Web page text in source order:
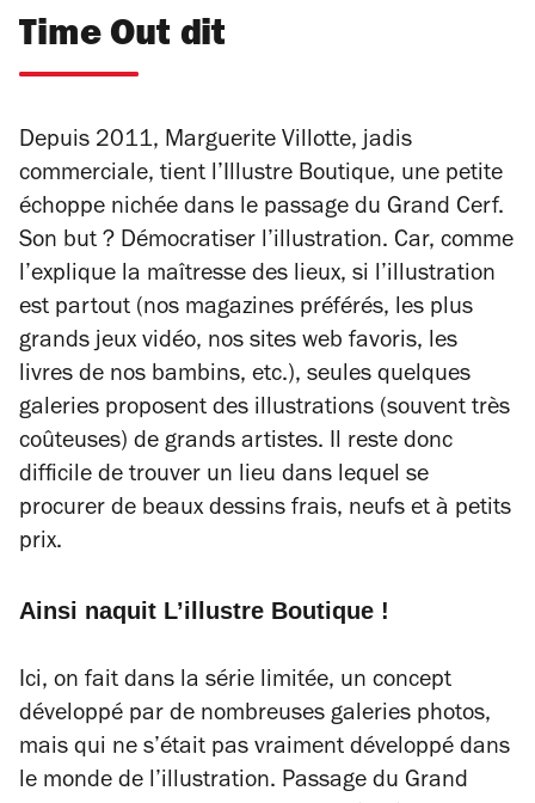
Time Out dit
Depuis 2011, Marguerite Villotte, jadis
commerciale, tient l’Illustre Boutique, une petite
échoppe nichée dans le passage du Grand Cerf.
Son but ? Démocratiser l’illustration. Car, comme
l’explique la maîtresse des lieux, si l’illustration
est partout (nos magazines préférés, les plus
grands jeux vidéo, nos sites web favoris, les
livres de nos bambins, etc.), seules quelques
galeries proposent des illustrations (souvent très
coûteuses) de grands artistes. Il reste donc
difficile de trouver un lieu dans lequel se
procurer de beaux dessins frais, neufs et à petits
prix.
Ainsi naquit L’illustre Boutique !
Ici, on fait dans la série limitée, un concept
développé par de nombreuses galeries photos,
mais qui ne s’était pas vraiment développé dans
le monde de l’illustration. Passage du Grand